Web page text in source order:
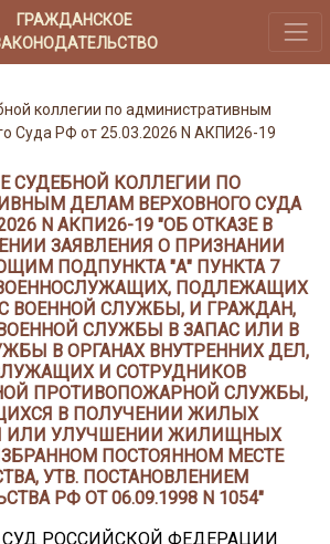
ГРАЖДАНСКОЕ
коллегии по административным
Суда РФ от 25.03.2026 N АКПИ26-19
СУДЕБНОЙ КОЛЛЕГИИ ПО
ДЕЛАМ ВЕРХОВНОГО СУДА
N АКПИ26-19 "ОБ ОТКАЗЕ В
ЗАЯВЛЕНИЯ О ПРИЗНАНИИ
ПОДПУНКТА "А" ПУНКТА 7
ПОДЛЕЖАЩИХ
ВОЕННОЙ СЛУЖБЫ, И ГРАЖДАН,
СЛУЖБЫ В ЗАПАС ИЛИ В
В ОРГАНАХ ВНУТРЕННИХ ДЕЛ,
И СОТРУДНИКОВ
ПРОТИВОПОЖАРНОЙ СЛУЖБЫ,
В ПОЛУЧЕНИИ ЖИЛЫХ
ИЛИ УЛУЧШЕНИИ ЖИЛИЩНЫХ
ПОСТОЯННОМ МЕСТЕ
УТВ. ПОСТАНОВЛЕНИЕМ
РФ ОТ 06.09.1998 N 1054"
РОССИЙСКОЙ ФЕДЕРАЦИИ